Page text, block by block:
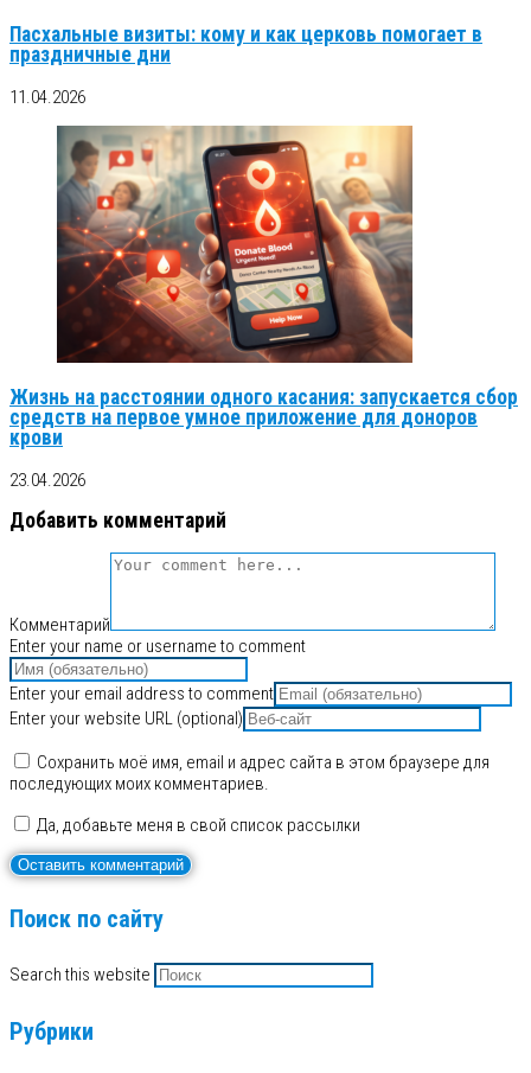
Пасхальные визиты: кому и как церковь помогает в
праздничные дни
11.04.2026
Жизнь на расстоянии одного касания: запускается сбор
средств на первое умное приложение для доноров
крови
23.04.2026
Добавить комментарий
Комментарий
Enter your name or username to comment
Enter your email address to comment
Enter your website URL (optional)
Сохранить моё имя, email и адрес сайта в этом браузере для
последующих моих комментариев.
Да, добавьте меня в свой список рассылки
Поиск по сайту
Search this website
Рубрики